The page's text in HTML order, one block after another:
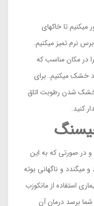
تا خاکهای
نرم تمیز میکنیم.
در مکان مناسب که
دارد خشک میکنیم. برای
شدن رطوبت اتاق
در صورتی که به این
و ناگهانی بوته
استفاده از مانکوزب
برسد درمان آن